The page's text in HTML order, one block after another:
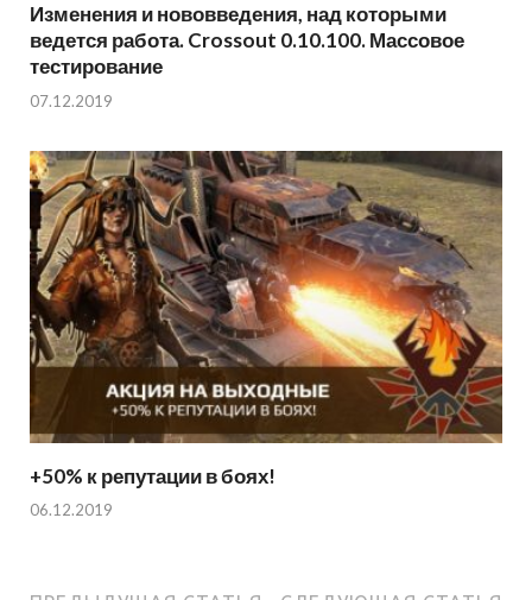
Изменения и нововведения, над которыми
ведется работа. Crossout 0.10.100. Массовое
тестирование
07.12.2019
+50% к репутации в боях!
06.12.2019